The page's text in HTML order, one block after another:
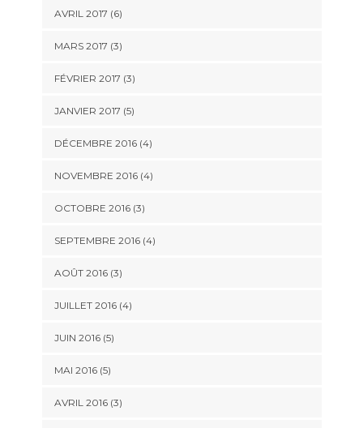
AVRIL 2017 (6)
MARS 2017 (3)
FÉVRIER 2017 (3)
JANVIER 2017 (5)
DÉCEMBRE 2016(4)
NOVEMBRE 2016(4)
OCTOBRE 2016(3)
SEPTEMBRE 2016(4)
AOÛT 2016(3)
JUILLET 2016(4)
JUIN 2016(5)
MAI 2016(5)
AVRIL 2016(3)